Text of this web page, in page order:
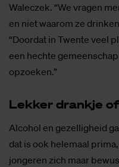
Waleczek. “We vragen
en niet waarom ze
“Doordat in Twente veel
een hechte
opzoeken.”
Lek­ker drank­je
Alcohol en gezelligheid
dat is ook helemaal
jongeren zich maar